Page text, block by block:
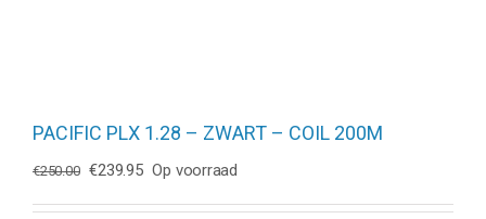
PACIFIC PLX 1.28 – ZWART – COIL 200M
€250.00 Oorspronkelijke
€239.95Huidige
Op voorraad